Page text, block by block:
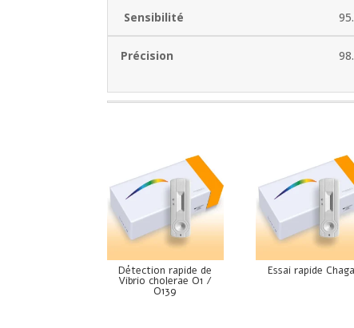
Sensibilité
Précision
Détection rapide de
Vibrio cholerae O1 /
O139
Essai rapide